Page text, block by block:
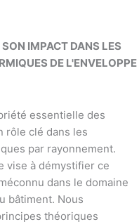
IMPACT DANS LES
DE L'ENVELOPPE
essentielle des
rôle clé dans les
par rayonnement.
vise à démystifier ce
dans le domaine
bâtiment. Nous
théoriques